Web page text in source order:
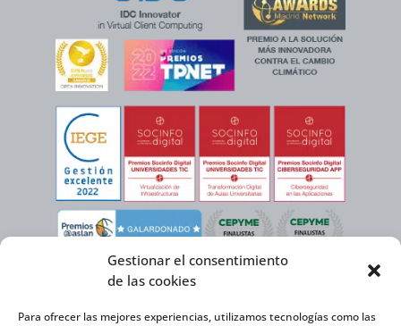
Gestionar el consentimiento
de las cookies
Para ofrecer las mejores experiencias, utilizamos tecnologías como las